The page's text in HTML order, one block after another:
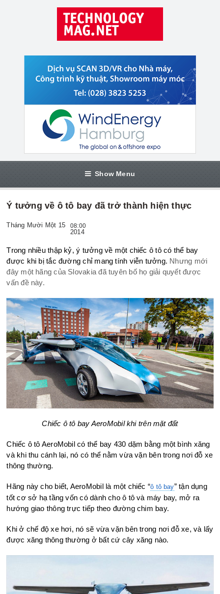
Show Menu
Ý tưởng về ô tô bay đã trở thành hiện thực
Tháng Mười Một 15 08:00
2014
Trong nhiều thập kỷ, ý tưởng về một chiếc ô tô có thể bay
được khi bị tắc đường chỉ mang tính viễn tưởng. Nhưng mới
đây một hãng của Slovakia đã tuyên bố họ giải quyết được
vấn đề này.
Chiếc ô tô bay AeroMobil khi trên mặt đất
Chiếc ô tô AeroMobil có thể bay 430 dặm bằng một bình xăng
và khi thu cánh lại, nó có thể nằm vừa vặn bên trong nơi đỗ xe
thông thường.
Hãng này cho biết, AeroMobil là một chiếc “ô tô bay” tận dụng
tốt cơ sở hạ tầng vốn có dành cho ô tô và máy bay, mở ra
hướng giao thông trực tiếp theo đường chim bay.
Khi ở chế độ xe hơi, nó sẽ vừa vặn bên trong nơi đỗ xe, và lấy
được xăng thông thường ở bất cứ cây xăng nào.